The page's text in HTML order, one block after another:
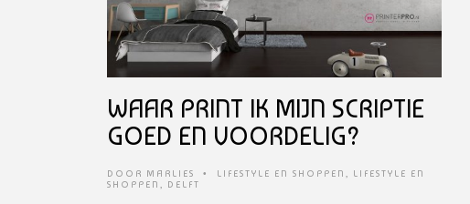
WAAR PRINT IK MIJN SCRIPTIE
GOED EN VOORDELIG?
DOOR MARLIES • LIFESTYLE EN SHOPPEN
LIFESTYLE EN
SHOPPEN
DELFT